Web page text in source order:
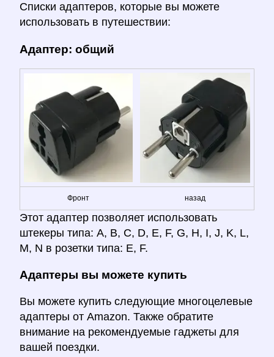
Списки адаптеров, которые вы можете
использовать в путешествии:
Адаптер: общий
Фронт назад
Этот адаптер позволяет использовать
штекеры типа: A, B, C, D, E, F, G, H, I, J, K, L,
M, N в розетки типа: E, F.
Адаптеры вы можете купить
Вы можете купить следующие многоцелевые
адаптеры от Amazon. Также обратите
внимание на рекомендуемые гаджеты для
вашей поездки.